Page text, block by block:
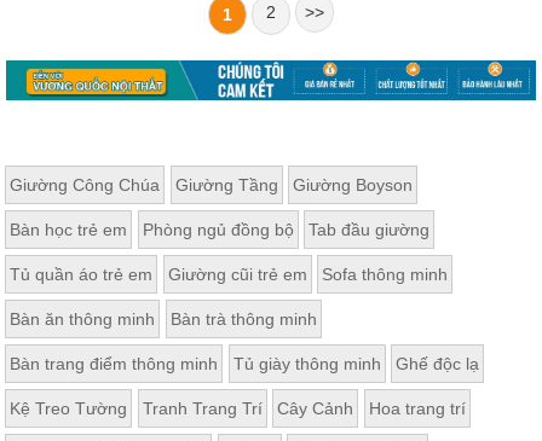
1 2 >>
Giường Công Chúa Giường Tầng Giường Boyson
Bàn học trẻ em Phòng ngủ đồng bộ Tab đầu giường
Tủ quần áo trẻ em Giường cũi trẻ em Sofa thông minh
Bàn ăn thông minh Bàn trà thông minh
Bàn trang điểm thông minh Tủ giày thông minh Ghế độc lạ
Kệ Treo Tường Tranh Trang Trí Cây Cảnh Hoa trang trí